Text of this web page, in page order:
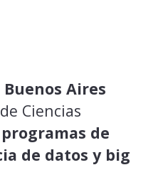
Aires
Ciencias
programas de
de datos y big